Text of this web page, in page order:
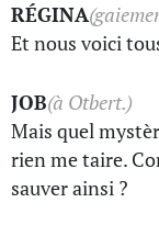
RÉGINA
Et nous voici
JOB(à Otbert.)
Mais quel
rien me taire.
sauver ainsi ?